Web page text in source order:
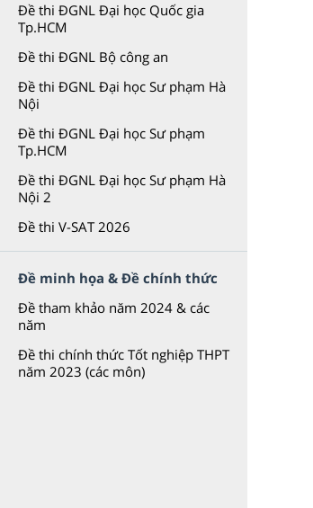
Đề thi ĐGNL Đại học Quốc gia
Tp.HCM
Đề thi ĐGNL Bộ công an
Đề thi ĐGNL Đại học Sư phạm Hà
Nội
Đề thi ĐGNL Đại học Sư phạm
Tp.HCM
Đề thi ĐGNL Đại học Sư phạm Hà
Nội 2
Đề thi V-SAT 2026
Đề minh họa & Đề chính thức
Đề tham khảo năm 2024 & các
năm
Đề thi chính thức Tốt nghiệp THPT
năm 2023 (các môn)